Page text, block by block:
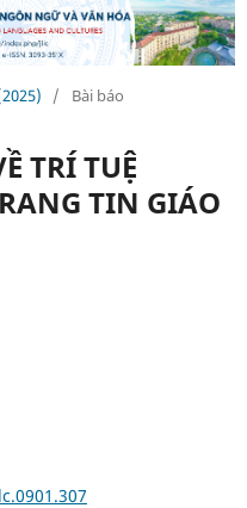
/ Bài báo
TRÍ TUỆ
TIN GIÁO